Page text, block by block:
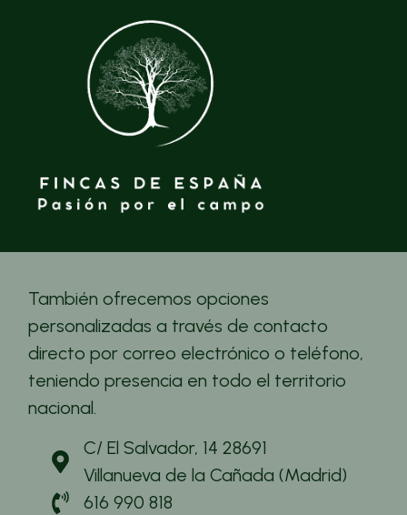
También ofrecemos opciones
personalizadas a través de contacto
directo por correo electrónico o teléfono,
teniendo presencia en todo el territorio
nacional.
C/ El Salvador, 14 28691
Villanueva de la Cañada (Madrid)
616 990 818